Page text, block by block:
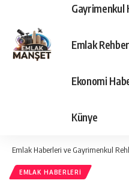
Gayrimenkul
Emlak
Ekonomi
Künye
Emlak Haberleri ve Gayrimenkul
EMLAK HABERLERI